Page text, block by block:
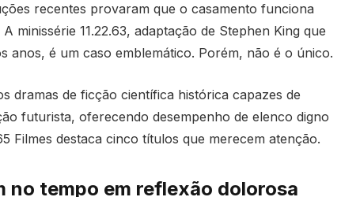
recentes provaram que o casamento funciona
minissérie 11.22.63, adaptação de Stephen King que
anos, é um caso emblemático. Porém, não é o único.
dramas de ficção científica histórica capazes de
futurista, oferecendo desempenho de elenco digno
Filmes destaca cinco títulos que merecem atenção.
no tempo em reflexão dolorosa